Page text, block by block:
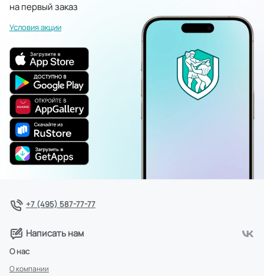
на первый заказ
Условия акции
+7 (495) 587-77-77
Написать нам
О нас
О компании